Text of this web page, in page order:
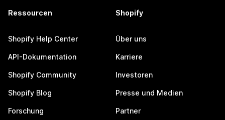
Ressourcen
Shopify Help Center
API-Dokumentation
Shopify Community
Shopify Blog
Forschung
Shopify
Über uns
Karriere
Investoren
Presse und Medien
Partner